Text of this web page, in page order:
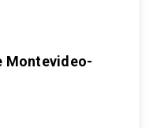
Montevideo-